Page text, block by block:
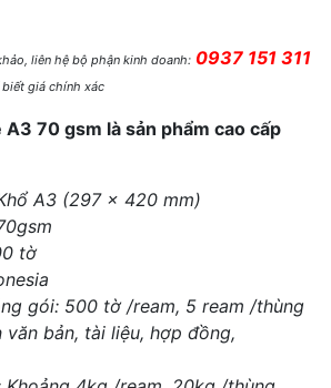
liên hệ bộ phận kinh doanh: 0937 151 311
biết giá chính xác
A3 70 gsm là sản phẩm cao cấp
A3 (297 x 420 mm)
tờ
gói: 500 tờ /ream, 5 ream /thùng
văn bản, tài liệu, hợp đồng,